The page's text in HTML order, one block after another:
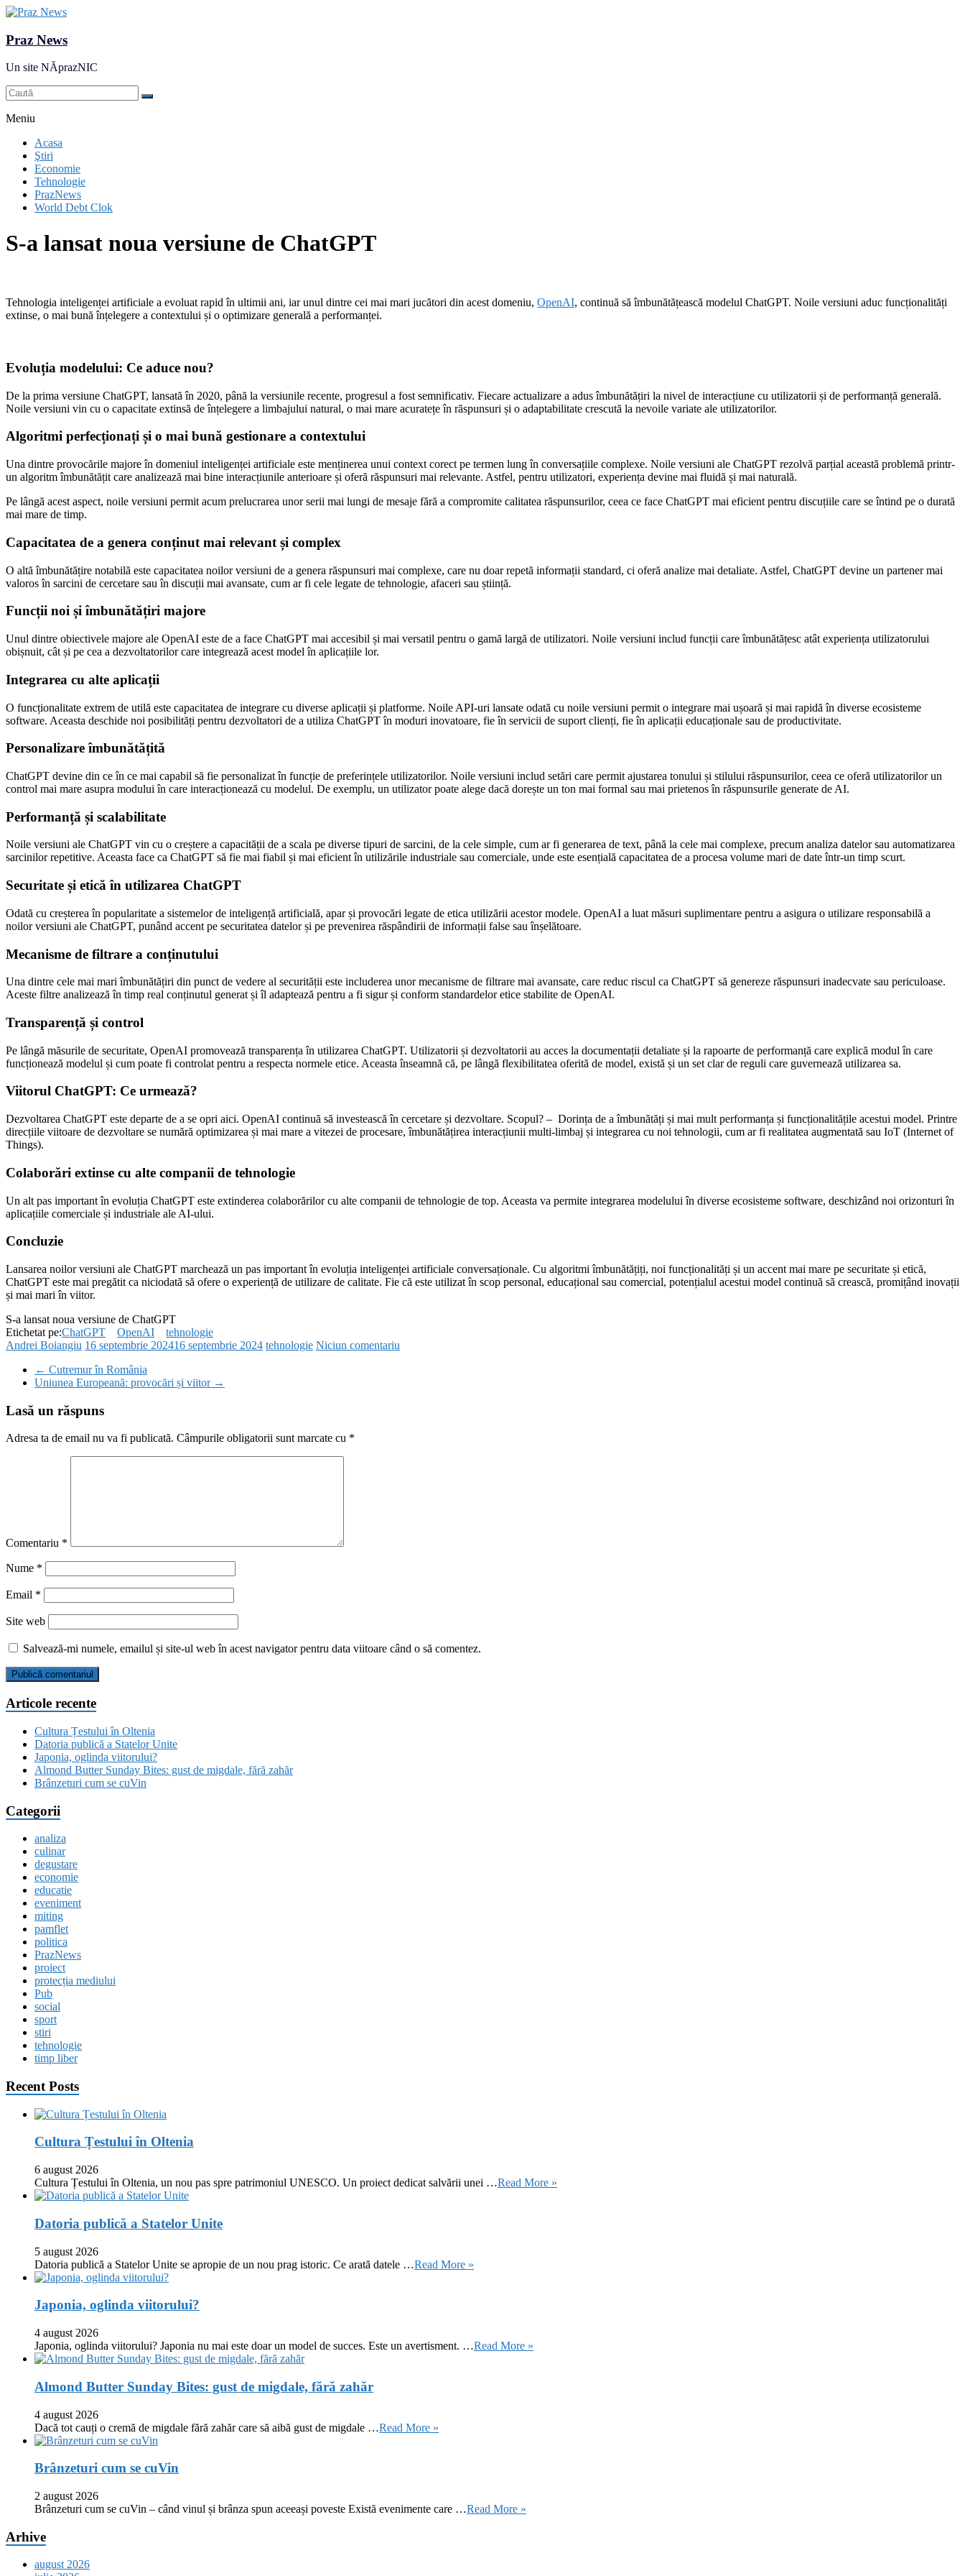
Praz News
Un site NĂprazNIC
Meniu
Acasa
Ştiri
Economie
Tehnologie
PrazNews
World Debt Clok
S-a lansat noua versiune de ChatGPT
Tehnologia inteligenței artificiale a evoluat rapid în ultimii ani, iar unul dintre cei mai mari jucători din acest domeniu, OpenAI, continuă să îmbunătățească modelul ChatGPT. Noile versiuni aduc funcționalități
extinse, o mai bună înțelegere a contextului și o optimizare generală a performanței.
Evoluția modelului: Ce aduce nou?
De la prima versiune ChatGPT, lansată în 2020, până la versiunile recente, progresul a fost semnificativ. Fiecare actualizare a adus îmbunătățiri la nivel de interacțiune cu utilizatorii și de performanță generală.
Noile versiuni vin cu o capacitate extinsă de înțelegere a limbajului natural, o mai mare acuratețe în răspunsuri și o adaptabilitate crescută la nevoile variate ale utilizatorilor.
Algoritmi perfecționați și o mai bună gestionare a contextului
Una dintre provocările majore în domeniul inteligenței artificiale este menținerea unui context corect pe termen lung în conversațiile complexe. Noile versiuni ale ChatGPT rezolvă parțial această problemă printr-
un algoritm îmbunătățit care analizează mai bine interacțiunile anterioare și oferă răspunsuri mai relevante. Astfel, pentru utilizatori, experiența devine mai fluidă și mai naturală.
Pe lângă acest aspect, noile versiuni permit acum prelucrarea unor serii mai lungi de mesaje fără a compromite calitatea răspunsurilor, ceea ce face ChatGPT mai eficient pentru discuțiile care se întind pe o durată
mai mare de timp.
Capacitatea de a genera conținut mai relevant și complex
O altă îmbunătățire notabilă este capacitatea noilor versiuni de a genera răspunsuri mai complexe, care nu doar repetă informații standard, ci oferă analize mai detaliate. Astfel, ChatGPT devine un partener mai
valoros în sarcini de cercetare sau în discuții mai avansate, cum ar fi cele legate de tehnologie, afaceri sau știință.
Funcții noi și îmbunătățiri majore
Unul dintre obiectivele majore ale OpenAI este de a face ChatGPT mai accesibil și mai versatil pentru o gamă largă de utilizatori. Noile versiuni includ funcții care îmbunătățesc atât experiența utilizatorului
obișnuit, cât și pe cea a dezvoltatorilor care integrează acest model în aplicațiile lor.
Integrarea cu alte aplicații
O funcționalitate extrem de utilă este capacitatea de integrare cu diverse aplicații și platforme. Noile API-uri lansate odată cu noile versiuni permit o integrare mai ușoară și mai rapidă în diverse ecosisteme
software. Aceasta deschide noi posibilități pentru dezvoltatori de a utiliza ChatGPT în moduri inovatoare, fie în servicii de suport clienți, fie în aplicații educaționale sau de productivitate.
Personalizare îmbunătățită
ChatGPT devine din ce în ce mai capabil să fie personalizat în funcție de preferințele utilizatorilor. Noile versiuni includ setări care permit ajustarea tonului și stilului răspunsurilor, ceea ce oferă utilizatorilor un
control mai mare asupra modului în care interacționează cu modelul. De exemplu, un utilizator poate alege dacă dorește un ton mai formal sau mai prietenos în răspunsurile generate de AI.
Performanță și scalabilitate
Noile versiuni ale ChatGPT vin cu o creștere a capacității de a scala pe diverse tipuri de sarcini, de la cele simple, cum ar fi generarea de text, până la cele mai complexe, precum analiza datelor sau automatizarea
sarcinilor repetitive. Aceasta face ca ChatGPT să fie mai fiabil și mai eficient în utilizările industriale sau comerciale, unde este esențială capacitatea de a procesa volume mari de date într-un timp scurt.
Securitate și etică în utilizarea ChatGPT
Odată cu creșterea în popularitate a sistemelor de inteligență artificială, apar și provocări legate de etica utilizării acestor modele. OpenAI a luat măsuri suplimentare pentru a asigura o utilizare responsabilă a
noilor versiuni ale ChatGPT, punând accent pe securitatea datelor și pe prevenirea răspândirii de informații false sau înșelătoare.
Mecanisme de filtrare a conținutului
Una dintre cele mai mari îmbunătățiri din punct de vedere al securității este includerea unor mecanisme de filtrare mai avansate, care reduc riscul ca ChatGPT să genereze răspunsuri inadecvate sau periculoase.
Aceste filtre analizează în timp real conținutul generat și îl adaptează pentru a fi sigur și conform standardelor etice stabilite de OpenAI.
Transparență și control
Pe lângă măsurile de securitate, OpenAI promovează transparența în utilizarea ChatGPT. Utilizatorii și dezvoltatorii au acces la documentații detaliate și la rapoarte de performanță care explică modul în care
funcționează modelul și cum poate fi controlat pentru a respecta normele etice. Aceasta înseamnă că, pe lângă flexibilitatea oferită de model, există și un set clar de reguli care guvernează utilizarea sa.
Viitorul ChatGPT: Ce urmează?
Dezvoltarea ChatGPT este departe de a se opri aici. OpenAI continuă să investească în cercetare și dezvoltare. Scopul? – Dorința de a îmbunătăți și mai mult performanța și funcționalitățile acestui model. Printre
direcțiile viitoare de dezvoltare se numără optimizarea și mai mare a vitezei de procesare, îmbunătățirea interacțiunii multi-limbaj și integrarea cu noi tehnologii, cum ar fi realitatea augmentată sau IoT (Internet of
Things).
Colaborări extinse cu alte companii de tehnologie
Un alt pas important în evoluția ChatGPT este extinderea colaborărilor cu alte companii de tehnologie de top. Aceasta va permite integrarea modelului în diverse ecosisteme software, deschizând noi orizonturi în
aplicațiile comerciale și industriale ale AI-ului.
Concluzie
Lansarea noilor versiuni ale ChatGPT marchează un pas important în evoluția inteligenței artificiale conversaționale. Cu algoritmi îmbunătățiți, noi funcționalități și un accent mai mare pe securitate și etică,
ChatGPT este mai pregătit ca niciodată să ofere o experiență de utilizare de calitate. Fie că este utilizat în scop personal, educațional sau comercial, potențialul acestui model continuă să crească, promițând inovații
și mai mari în viitor.
S-a lansat noua versiune de ChatGPT
Etichetat pe:ChatGPT OpenAI
tehnologie
Andrei Boiangiu 16 septembrie 202416 septembrie 2024 tehnologie Niciun comentariu
← Cutremur în România
Uniunea Europeană: provocări și viitor →
Lasă un răspuns
Adresa ta de email nu va fi publicată. Câmpurile obligatorii sunt marcate cu *
Comentariu *
Nume *
Email *
Site web
Salvează-mi numele, emailul și site-ul web în acest navigator pentru data viitoare când o să comentez.
Articole recente
Cultura Țestului în Oltenia
Datoria publică a Statelor Unite
Japonia, oglinda viitorului?
Almond Butter Sunday Bites: gust de migdale, fără zahăr
Brânzeturi cum se cuVin
Categorii
analiza
culinar
degustare
economie
educatie
eveniment
miting
pamflet
politica
PrazNews
proiect
protecția mediului
Pub
social
sport
stiri
tehnologie
timp liber
Recent Posts
Cultura Țestului în Oltenia
6 august 2026
Cultura Țestului în Oltenia, un nou pas spre patrimoniul UNESCO. Un proiect dedicat salvării unei …Read More »
Datoria publică a Statelor Unite
5 august 2026
Datoria publică a Statelor Unite se apropie de un nou prag istoric. Ce arată datele …Read More »
Japonia, oglinda viitorului?
4 august 2026
Japonia, oglinda viitorului? Japonia nu mai este doar un model de succes. Este un avertisment. …Read More »
Almond Butter Sunday Bites: gust de migdale, fără zahăr
4 august 2026
Dacă tot cauți o cremă de migdale fără zahăr care să aibă gust de migdale …Read More »
Brânzeturi cum se cuVin
2 august 2026
Brânzeturi cum se cuVin – când vinul și brânza spun aceeași poveste Există evenimente care …Read More »
Arhive
august 2026